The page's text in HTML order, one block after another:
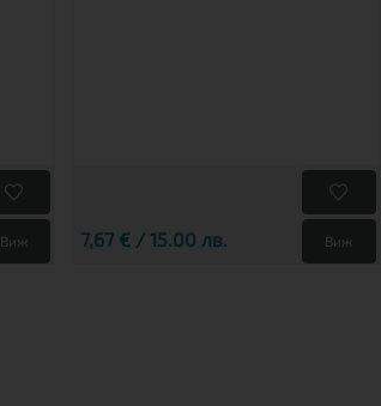
Виж 7,67 € / 15.00 лв. Виж